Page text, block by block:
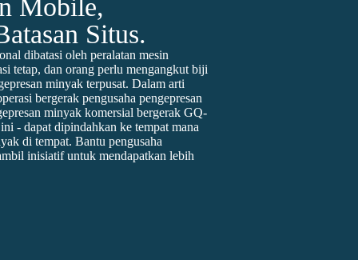
Mobile,
Situs.
dibatasi oleh peralatan mesin
tetap, dan orang perlu mengangkut biji
minyak terpusat. Dalam arti
bergerak pengusaha pengepresan
minyak komersial bergerak GQ-
- dapat dipindahkan ke tempat mana
di tempat. Bantu pengusaha
inisiatif untuk mendapatkan lebih